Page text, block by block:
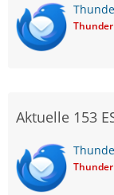
Thunder
Aktuelle 153
Thunder